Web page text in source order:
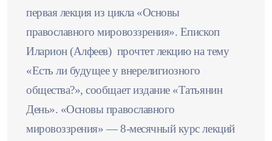
первая лекция из цикла «Основы
православного мировоззрения». Епископ
Иларион (Алфеев) прочтет лекцию на тему
«Есть ли будущее у внерелигиозного
общества?», сообщает издание «Татьянин
День». «Основы православного
мировоззрения» — 8-месячный курс лекций